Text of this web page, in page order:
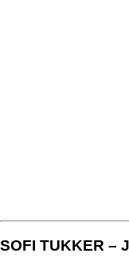
SOFI TUKKER –